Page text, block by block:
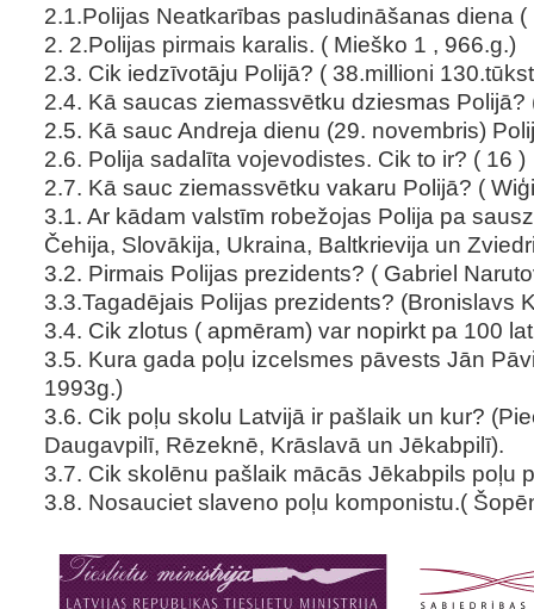
2.1.Polijas Neatkarības pasludināšanas diena
2. 2.Polijas pirmais karalis. ( Mieško 1 , 966.g.)
2.3. Cik iedzīvotāju Polijā? ( 38.millioni
2.4. Kā saucas ziemassvētku dziesmas Polijā?
2.5. Kā sauc Andreja dienu (29. novembris)
2.6. Polija sadalīta vojevodistes. Cik to ir? ( 16 )
2.7. Kā sauc ziemassvētku vakaru Polijā? (
3.1. Ar kādam valstīm robežojas Polija pa
Čehija, Slovākija, Ukraina, Baltkrievija un
3.2. Pirmais Polijas prezidents? ( Gabriel
3.3.Tagadējais Polijas prezidents? (Bronislavs
3.4. Cik zlotus ( apmēram) var nopirkt pa 100
3.5. Kura gada poļu izcelsmes pāvests Jān
1993g.)
3.6. Cik poļu skolu Latvijā ir pašlaik un kur?
Daugavpilī, Rēzeknē, Krāslavā un Jēkabpilī).
3.7. Cik skolēnu pašlaik mācās Jēkabpils poļu
3.8. Nosauciet slaveno poļu komponistu.(